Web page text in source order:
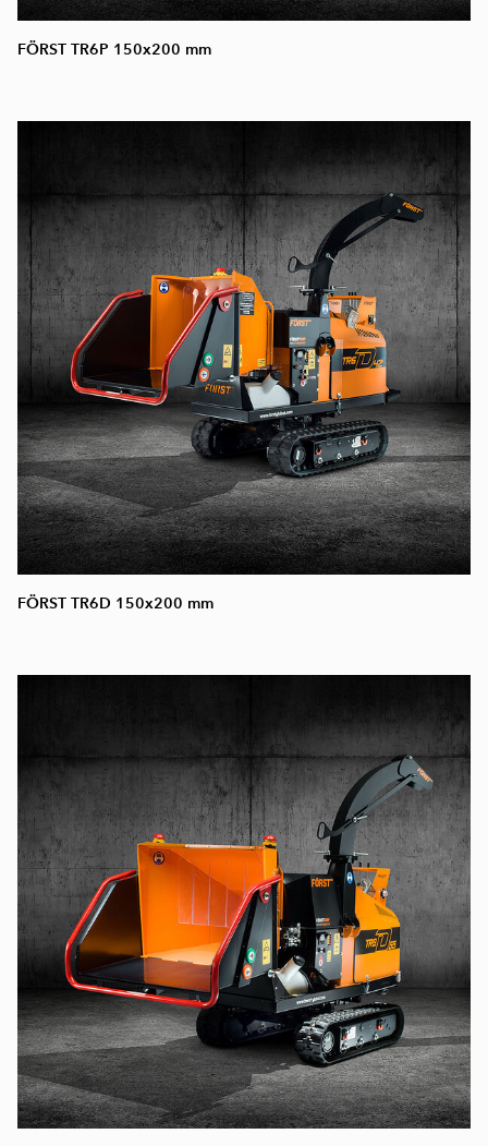
FÖRST TR6P 150x200 mm
FÖRST TR6D 150x200 mm